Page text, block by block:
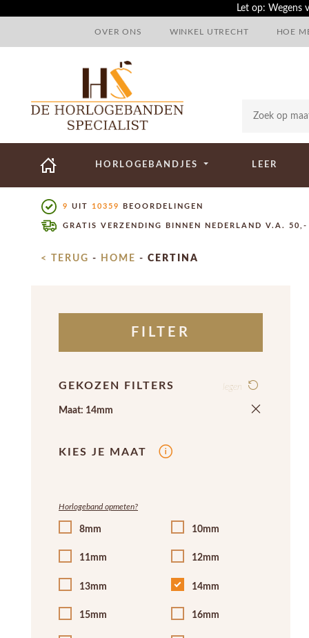
Let op: Wegens
OVER ONS WINKEL UTRECHT HOE
HORLOGEBANDJES LEER
9 UIT 10359 BEOORDELINGEN
GRATIS VERZENDING BINNEN NEDERLAND V.A. 50,-
< TERUG - HOME - CERTINA
FILTER
GEKOZEN FILTERS legen
Maat: 14mm
KIES JE MAAT
Horlogeband opmeten?
8mm 10mm
11mm 12mm
13mm 14mm
15mm 16mm